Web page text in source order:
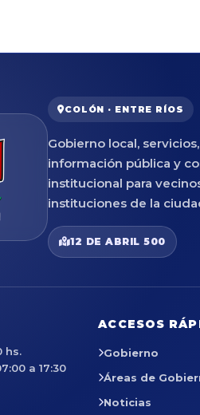
COLÓN · ENTRE RÍOS
Gobierno local,
información pública y
institucional para
instituciones de la
12 DE ABRIL 500
hs.
a 17:30
ACCESOS
Gobierno
Áreas de
Noticias